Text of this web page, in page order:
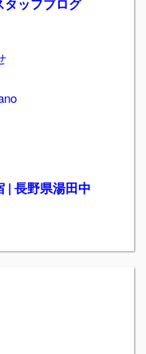
タッフブログ
| 長野県湯田中